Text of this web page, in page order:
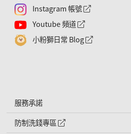
Instagram 帳號 外網連結符號
Youtube 頻道 外網連結符號
小粉獅日常 Blog 外網連結符號
服務承諾
防制洗錢專區
外網連結符號